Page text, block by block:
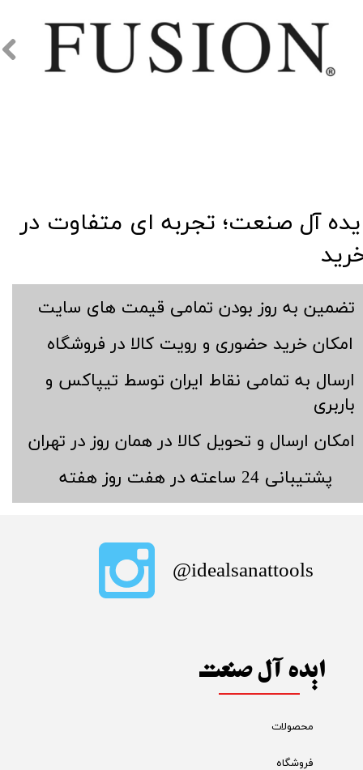
​تضمین به روز بودن تمامی قیمت های سایت
​امکان خرید حضوری و رویت کالا در فروشگاه
​ارسال به تمامی نقاط ایران توسط تیپاکس و
باربری
​امکان ارسال و تحویل کالا در همان روز در تهران
​پشتیبانی 24 ساعته در هفت روز هفته
آل صنعت؛ تجربه ای متفاوت در
ایده آل صنعت
محصولات
فروشگاه
​idealsanattools@